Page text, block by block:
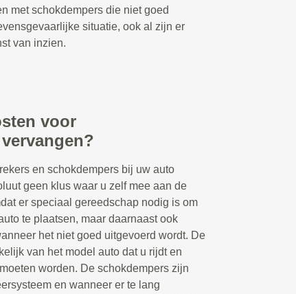
met schokdempers die niet goed
situatie, ook al zijn er
van inzien.
voor
en schokdempers bij uw auto
geen klus waar u zelf mee aan de
er speciaal gereedschap nodig is om
te plaatsen, maar daarnaast ook
het niet goed uitgevoerd wordt. De
van het model auto dat u rijdt en
worden. De schokdempers zijn
en wanneer er te lang